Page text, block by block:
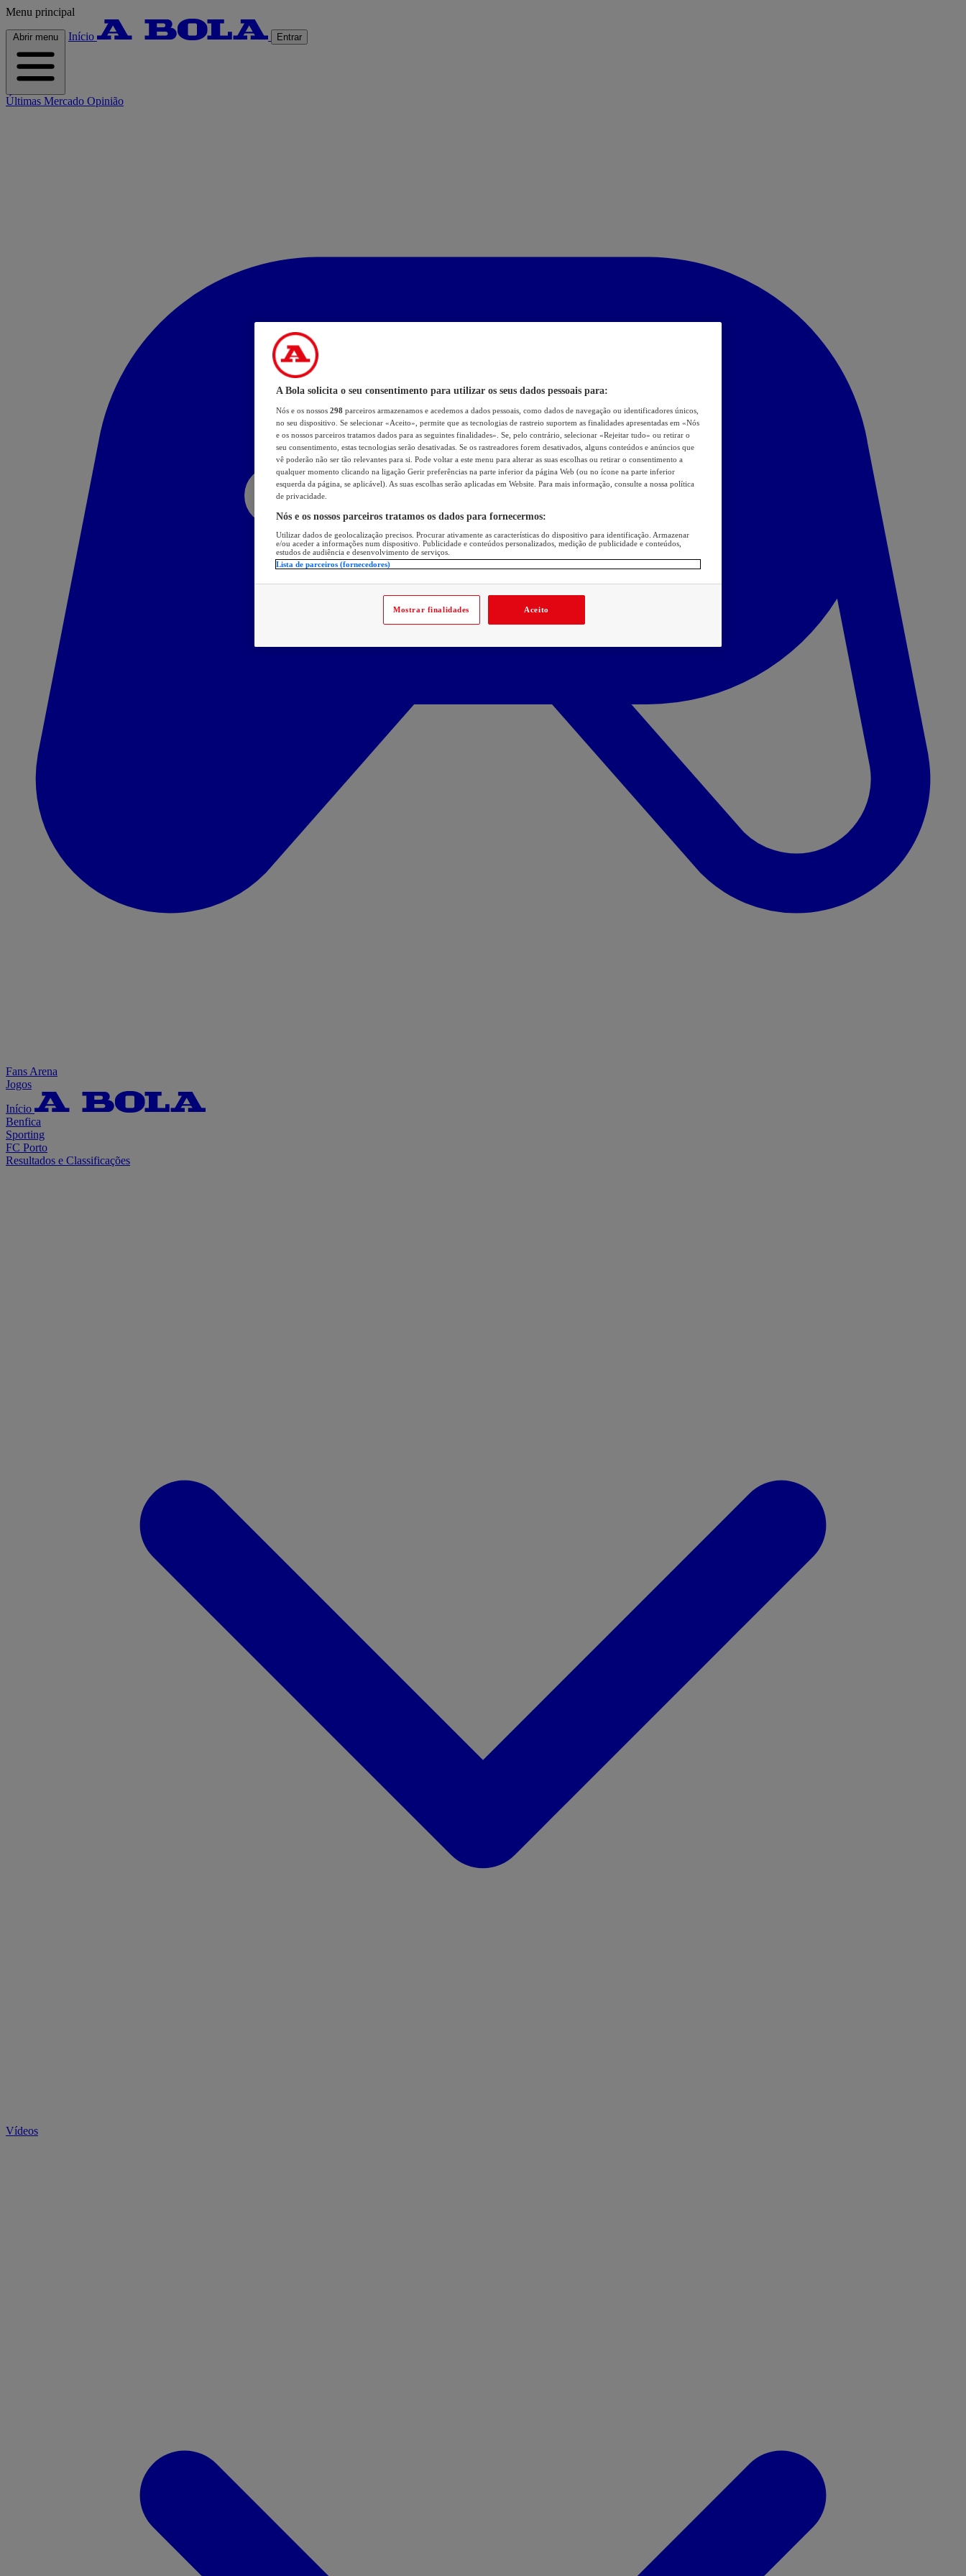
Menu principal
Abrir menu Início Entrar
Últimas Mercado Opinião
Fans Arena
Jogos
Início
Benfica
Sporting
FC Porto
Resultados e Classificações
Vídeos
A Bola solicita o seu consentimento para utilizar os seus dados pessoais para:
Nós e os nossos 298 parceiros armazenamos e acedemos a dados pessoais, como dados de navegação ou identificadores únicos,
no seu dispositivo. Se selecionar «Aceito», permite que as tecnologias de rastreio suportem as finalidades apresentadas em «Nós
e os nossos parceiros tratamos dados para as seguintes finalidades». Se, pelo contrário, selecionar «Rejeitar tudo» ou retirar o
seu consentimento, estas tecnologias serão desativadas. Se os rastreadores forem desativados, alguns conteúdos e anúncios que
vê poderão não ser tão relevantes para si. Pode voltar a este menu para alterar as suas escolhas ou retirar o consentimento a
qualquer momento clicando na ligação Gerir preferências na parte inferior da página Web (ou no ícone na parte inferior
esquerda da página, se aplicável). As suas escolhas serão aplicadas em Website. Para mais informação, consulte a nossa política
de privacidade.
Nós e os nossos parceiros tratamos os dados para fornecermos:
Utilizar dados de geolocalização precisos. Procurar ativamente as características do dispositivo para identificação. Armazenar
e/ou aceder a informações num dispositivo. Publicidade e conteúdos personalizados, medição de publicidade e conteúdos,
estudos de audiência e desenvolvimento de serviços.
Lista de parceiros (fornecedores)
Mostrar finalidades Aceito